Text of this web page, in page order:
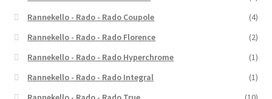
Rannekello - Rado - Rado Coupole
(4)
Rannekello - Rado - Rado Florence
(2)
Rannekello - Rado - Rado Hyperchrome
(1)
Rannekello - Rado - Rado Integral
(1)